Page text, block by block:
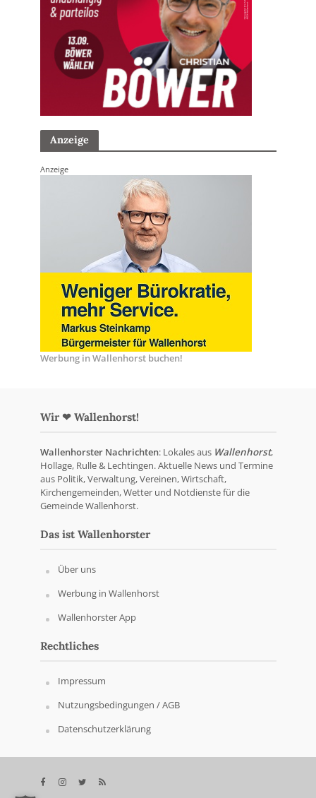
Anzeige
Anzeige
Werbung in Wallenhorst buchen!
Wir ❤ Wallenhorst!
Wallenhorster Nachrichten: Lokales aus Wallenhorst,
Hollage, Rulle & Lechtingen. Aktuelle News und Termine
aus Politik, Verwaltung, Vereinen, Wirtschaft,
Kirchengemeinden, Wetter und Notdienste für die
Gemeinde Wallenhorst.
Das ist Wallenhorster
Über uns
Werbung in Wallenhorst
Wallenhorster App
Rechtliches
Impressum
Nutzungsbedingungen / AGB
Datenschutzerklärung